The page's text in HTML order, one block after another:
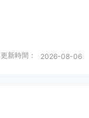
更新時間： 2026-08-06